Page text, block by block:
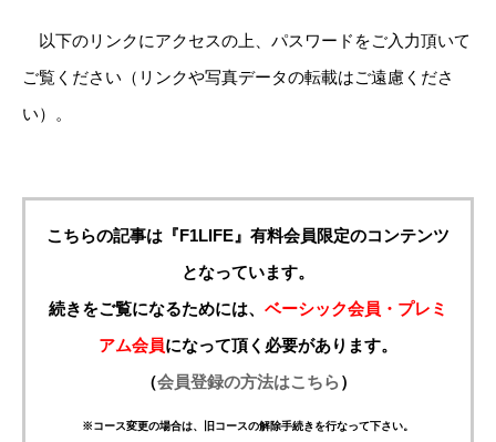
以下のリンクにアクセスの上、パスワードをご入力頂いて
ご覧ください（リンクや写真データの転載はご遠慮くださ
い）。
こちらの記事は『F1LIFE』有料会員限定のコンテンツ
となっています。
続きをご覧になるためには、 ベーシック会員・プレミ
アム会員になって頂く必要があります。
（会員登録の方法はこちら）
※コース変更の場合は、旧コースの解除手続きを行なって下さい。